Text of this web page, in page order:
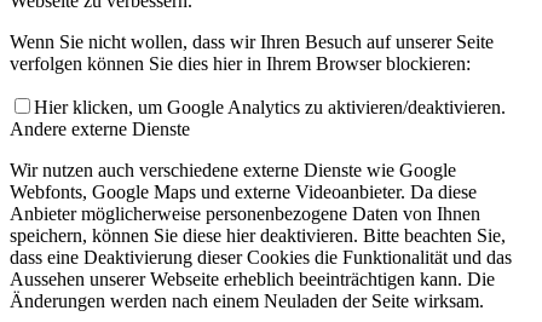
Wenn Sie nicht wollen, dass wir Ihren Besuch auf unserer Seite
verfolgen können Sie dies hier in Ihrem Browser blockieren:
Hier klicken, um Google Analytics zu aktivieren/deaktivieren.
Andere externe Dienste
Wir nutzen auch verschiedene externe Dienste wie Google
Webfonts, Google Maps und externe Videoanbieter. Da diese
Anbieter möglicherweise personenbezogene Daten von Ihnen
speichern, können Sie diese hier deaktivieren. Bitte beachten Sie,
dass eine Deaktivierung dieser Cookies die Funktionalität und das
Aussehen unserer Webseite erheblich beeinträchtigen kann. Die
Änderungen werden nach einem Neuladen der Seite wirksam.